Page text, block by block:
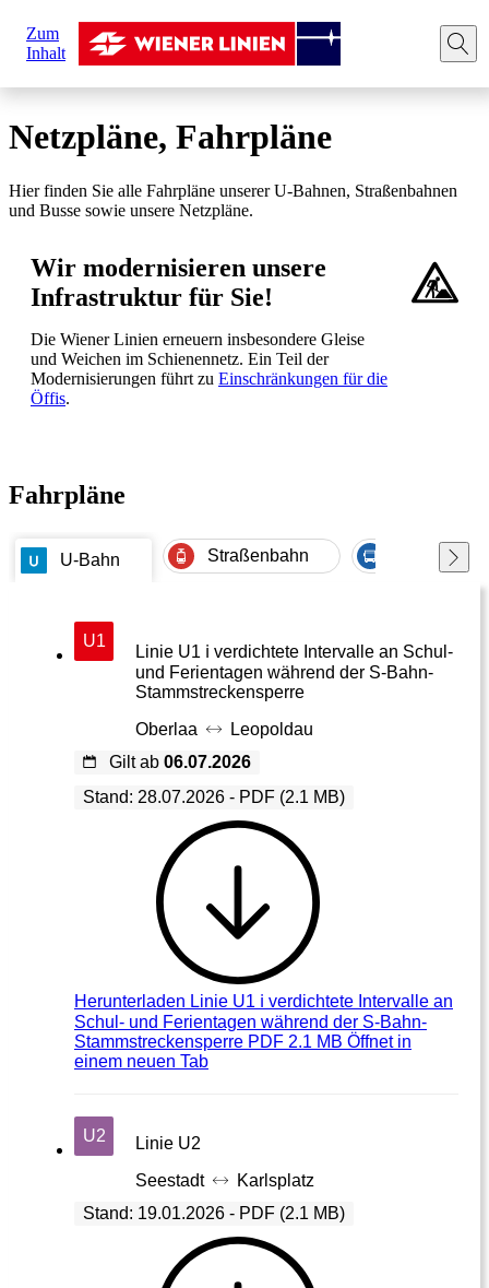
Zum
Inhalt
sind
hier:
Startseite Ihre Fahrt Netzpläne, Fahrpläne
Netzpläne, Fahrpläne
Hier finden Sie alle Fahrpläne unserer U-Bahnen, Straßenbahnen
und Busse sowie unsere Netzpläne.
Wir modernisieren unsere
Infrastruktur für Sie!
Die Wiener Linien erneuern insbesondere Gleise
und Weichen im Schienennetz. Ein Teil der
Modernisierungen führt zu Einschränkungen für die
Öffis.
Fahrpläne
U-Bahn Straßenbahn Buslinien
U1
Linie U1 ℹ️ verdichtete Intervalle an Schul-
und Ferientagen während der S-Bahn-
Stammstreckensperre
Oberlaa
Leopoldau
Gilt ab 06.07.2026
Stand: 28.07.2026 - PDF (2.1 MB)
Herunterladen Linie U1 ℹ️ verdichtete Intervalle an
Schul- und Ferientagen während der S-Bahn-
Stammstreckensperre PDF 2.1 MB Öffnet in
einem neuen Tab
U2
Linie U2
Seestadt
Karlsplatz
Stand: 19.01.2026 - PDF (2.1 MB)